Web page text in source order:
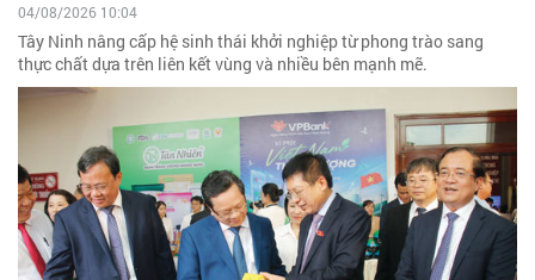
04/08/2026 10:04
Tây Ninh nâng cấp hệ sinh thái khởi nghiệp từ phong trào sang
thực chất dựa trên liên kết vùng và nhiều bên mạnh mẽ.